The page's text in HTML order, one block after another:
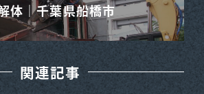
体｜千葉県船橋市
関連記事